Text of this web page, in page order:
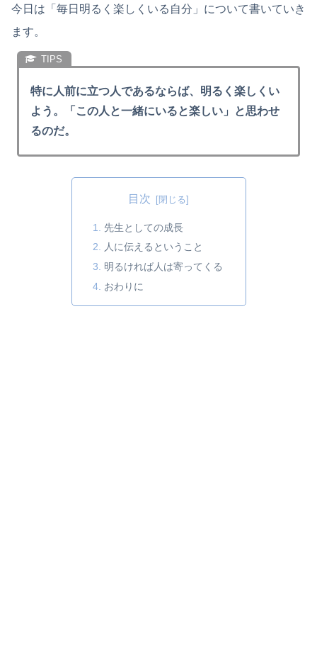
今日は「毎日明るく楽しくいる自分」について書いていき
ます。
特に人前に立つ人であるならば、明るく楽しくい
よう。「この人と一緒にいると楽しい」と思わせ
るのだ。
目次
先生としての成長
人に伝えるということ
明るければ人は寄ってくる
おわりに